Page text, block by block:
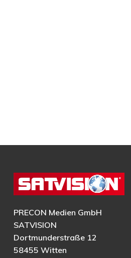
PRECON Medien GmbH
SATVISION
Dortmunderstraße 12
58455 Witten